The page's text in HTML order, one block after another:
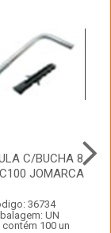
C/BUCHA 8
JOMARCA
36734
UN
contém 100 un